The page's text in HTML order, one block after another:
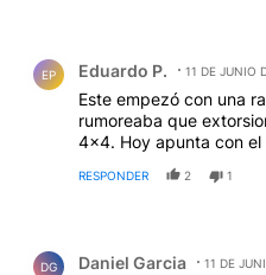
EP Eduardo P. 11 DE JUNIO
Este empezó con una
rumoreaba que
4x4. Hoy apunta con el
RESPONDER 2 1
DG Daniel Garcia 11 DE